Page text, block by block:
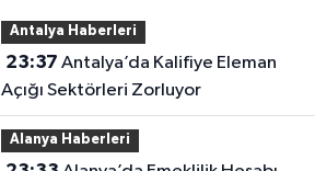
Antalya Haberleri
23:37
Açığı Sektörleri Zorluyor
Alanya Haberleri